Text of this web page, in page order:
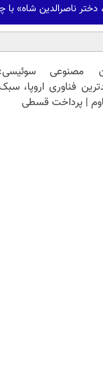
ناصرالدین شاه» با
مصنوعی سوئیسی:
فناوری اروپا،
| پرداخت قسطی